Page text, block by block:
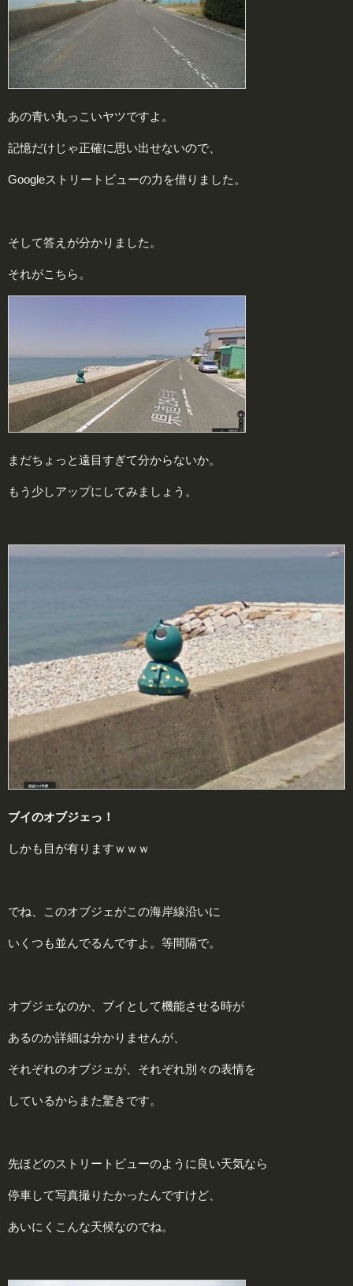
あの青い丸っこいヤツですよ。
記憶だけじゃ正確に思い出せないので、
Googleストリートビューの力を借りました。
そして答えが分かりました。
それがこちら。
まだちょっと遠目すぎて分からないか。
もう少しアップにしてみましょう。
ブイのオブジェっ！
しかも目が有りますｗｗｗ
でね、このオブジェがこの海岸線沿いに
いくつも並んでるんですよ。等間隔で。
オブジェなのか、ブイとして機能させる時が
あるのか詳細は分かりませんが、
それぞれのオブジェが、それぞれ別々の表情を
しているからまた驚きです。
先ほどのストリートビューのように良い天気なら
停車して写真撮りたかったんですけど、
あいにくこんな天候なのでね。